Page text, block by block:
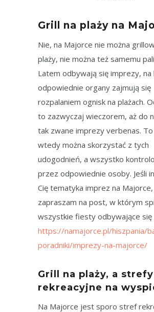
Grill na plaży na
Nie, na Majorce nie można
plaży, nie można też samemu
Latem odbywają się imprezy, na
odpowiednie organy zajmują się
rozpalaniem ognisk na plażach.
to zazwyczaj wieczorem, aż do
tak zwane imprezy verbenas. To
wtedy można skorzystać z tych
udogodnień, a wszystko
przez odpowiednie osoby. Jeśli
Cię tematyka imprez na
zapraszam na post, w którym
wszystkie fiesty odbywające się
https://namajorce.pl/hiszpania/
poradniki/imprezy-na-majorce/
Grill na plaży, a strefy
rekreacyjne na
Na Majorce jest sporo stref